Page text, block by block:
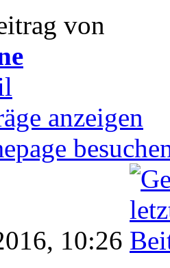
von
anzeigen
10:26